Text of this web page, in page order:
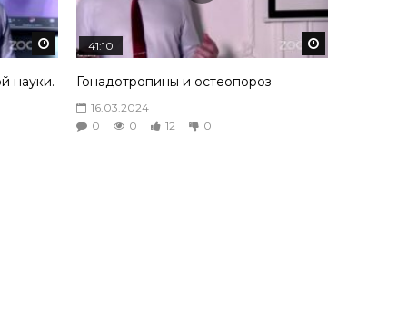
Смотреть потом
науки.
41:10
Гонадотропины и остеопороз
16.03.2024
0
0 12 0